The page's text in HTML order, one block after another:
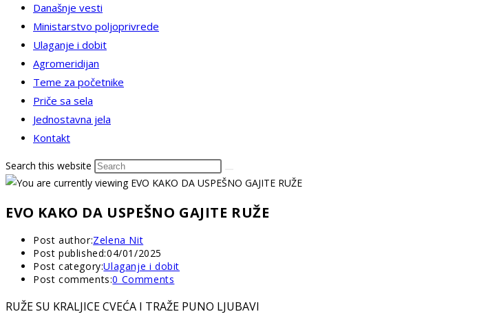
Današnje vesti
Ministarstvo poljoprivrede
Ulaganje i dobit
Agromeridijan
Teme za početnike
Priče sa sela
Jednostavna jela
Kontakt
Search this website
EVO KAKO DA USPEŠNO GAJITE RUŽE
Post author:Zelena Nit
Post published:04/01/2025
Post category:Ulaganje i dobit
Post comments:0 Comments
RUŽE SU KRALJICE CVEĆA I TRAŽE PUNO LJUBAVI